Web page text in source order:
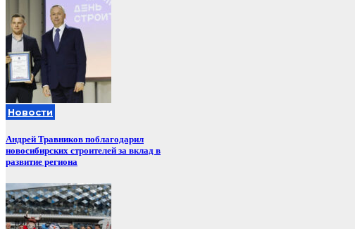
Новости
Андрей Травников поблагодарил
новосибирских строителей за вклад в
развитие региона